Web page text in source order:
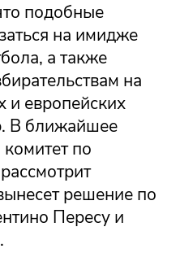
подобные
на имидже
а также
на
и европейских
В ближайшее
по
решение по
Пересу и